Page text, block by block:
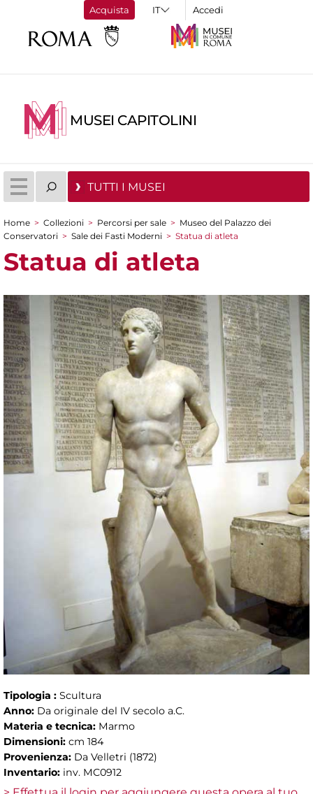
Acquista Accedi
MUSEI CAPITOLINI
TUTTI I MUSEI
Tu sei qui
Home > Collezioni > Percorsi per sale > Museo del Palazzo dei
Conservatori > Sale dei Fasti Moderni > Statua di atleta
Statua di atleta
Tipologia : Scultura
Anno: Da originale del IV secolo a.C.
Materia e tecnica: Marmo
Dimensioni: cm 184
Provenienza: Da Velletri (1872)
Inventario: inv. MC0912